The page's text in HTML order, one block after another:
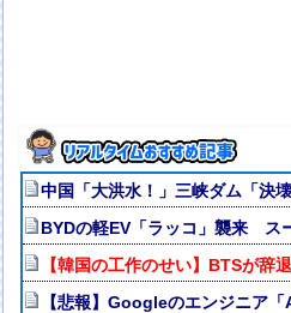
中国「大洪水！」三峡ダム「決
BYDの軽EV「ラッコ」襲来 ス
【韓国の工作のせい】BTSが
【悲報】Googleのエンジニア